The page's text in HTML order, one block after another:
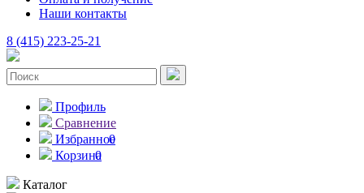
Наши контакты
8 (415) 223-25-21
Профиль
Сравнение
Избранное
0
Корзина
0
Каталог